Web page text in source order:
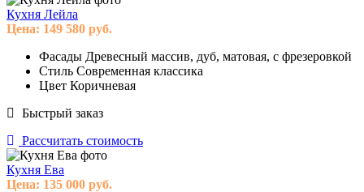
Кухня Лейла
Цена: 149 580 руб.
Фасады Древесный массив, дуб, матовая, с фрезеровкой
Стиль Современная классика
Цвет Коричневая
Быстрый заказ
Рассчитать стоимость
Кухня Ева
Цена: 135 000 руб.